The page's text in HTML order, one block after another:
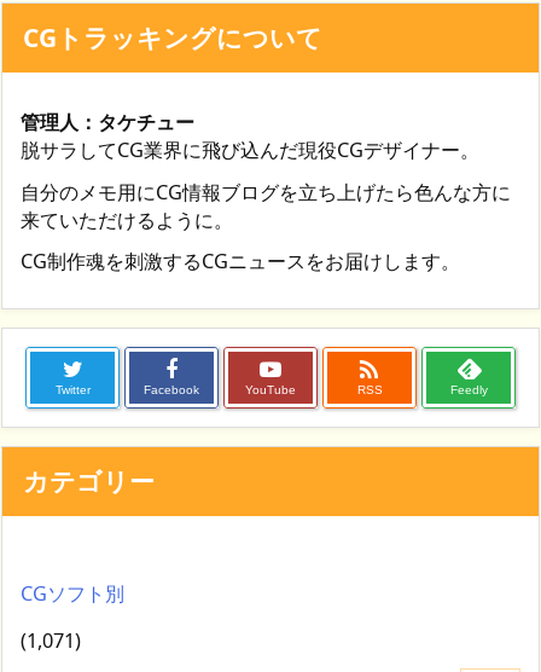
CGトラッキングについて
管理人：タケチュー
脱サラしてCG業界に飛び込んだ現役CGデザイナー。
自分のメモ用にCG情報ブログを立ち上げたら色んな方に
来ていただけるように。
CG制作魂を刺激するCGニュースをお届けします。
Twitter Facebook YouTube

RSS Feedly
カテゴリー
CGソフト別
(1,071)